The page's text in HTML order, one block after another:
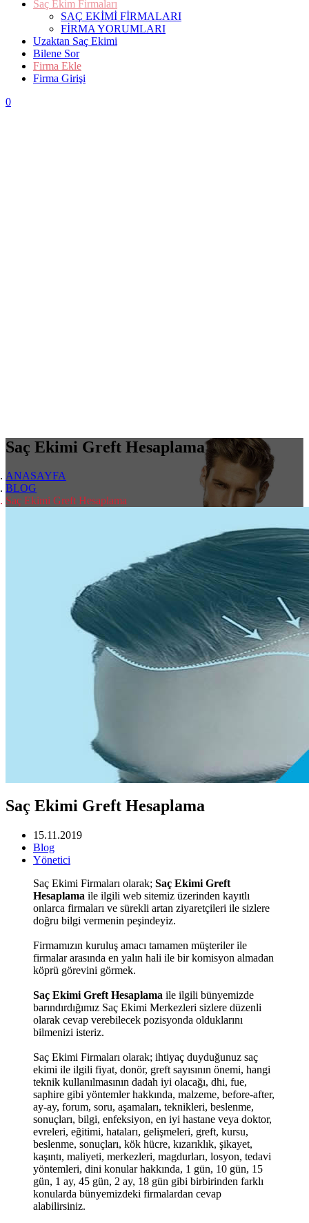
Saç Ekim Firmaları
SAÇ EKİMİ FİRMALARI
FİRMA YORUMLARI
Uzaktan Saç Ekimi
Bilene Sor
Firma Ekle
Firma Girişi
0
Saç Ekimi Greft Hesaplama
ANASAYFA
BLOG
Saç Ekimi Greft Hesaplama
Saç Ekimi Greft Hesaplama
15.11.2019
Blog
Yönetici
Saç Ekimi Firmaları olarak; Saç Ekimi Greft
Hesaplama ile ilgili web sitemiz üzerinden kayıtlı
onlarca firmaları ve sürekli artan ziyaretçileri ile sizlere
doğru bilgi vermenin peşindeyiz.
Firmamızın kuruluş amacı tamamen müşteriler ile
firmalar arasında en yalın hali ile bir komisyon almadan
köprü görevini görmek.
Saç Ekimi Greft Hesaplama ile ilgili bünyemizde
barındırdığımız Saç Ekimi Merkezleri sizlere düzenli
olarak cevap verebilecek pozisyonda olduklarını
bilmenizi isteriz.
Saç Ekimi Firmaları olarak; ihtiyaç duyduğunuz saç
ekimi ile ilgili fiyat, donör, greft sayısının önemi, hangi
teknik kullanılmasının dadah iyi olacağı, dhi, fue,
saphire gibi yöntemler hakkında, malzeme, before-after,
ay-ay, forum, soru, aşamaları, teknikleri, beslenme,
sonuçları, bilgi, enfeksiyon, en iyi hastane veya doktor,
evreleri, eğitimi, hataları, gelişmeleri, greft, kursu,
beslenme, sonuçları, kök hücre, kızarıklık, şikayet,
kaşıntı, maliyeti, merkezleri, magdurları, losyon, tedavi
yöntemleri, dini konular hakkında, 1 gün, 10 gün, 15
gün, 1 ay, 45 gün, 2 ay, 18 gün gibi birbirinden farklı
konularda bünyemizdeki firmalardan cevap
alabilirsiniz.